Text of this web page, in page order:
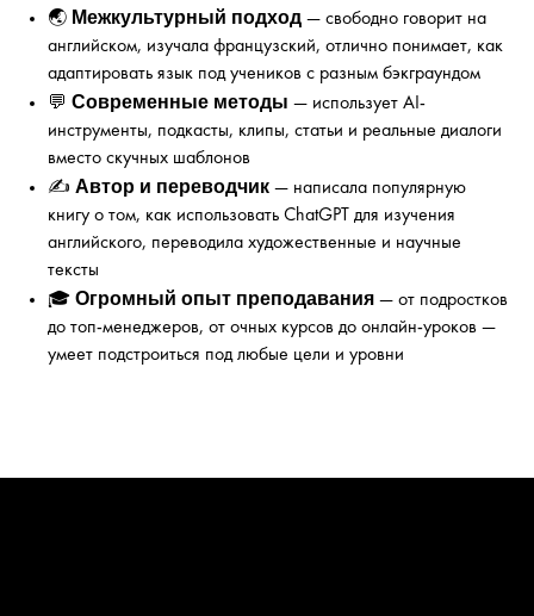
🌏 Межкультурный подход — свободно говорит на
английском, изучала французский, отлично понимает, как
адаптировать язык под учеников с разным бэкграундом
💬 Современные методы — использует AI-
инструменты, подкасты, клипы, статьи и реальные диалоги
вместо скучных шаблонов
✍️ Автор и переводчик — написала популярную
книгу о том, как использовать ChatGPT для изучения
английского, переводила художественные и научные
тексты
🎓 Огромный опыт преподавания — от подростков
до топ-менеджеров, от очных курсов до онлайн-уроков —
умеет подстроиться под любые цели и уровни